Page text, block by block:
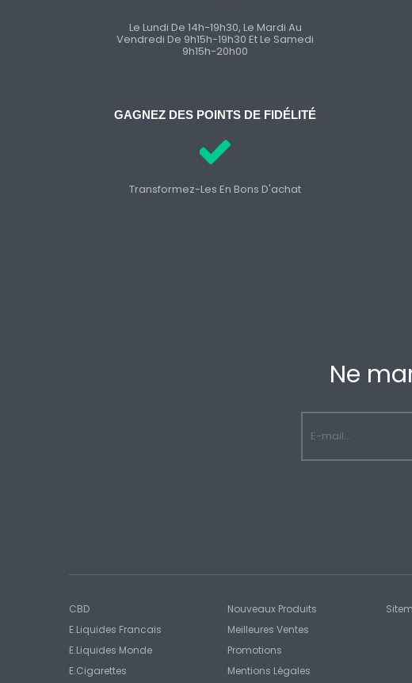
Le Lundi De 14h-19h30, Le Mardi Au
Vendredi De 9h15h-19h30 Et Le Samedi
9h15h-20h00
GAGNEZ DES POINTS DE FIDÉLITÉ
Transformez-Les En Bons D'achat
Ne
CBD
E.liquides Francais
E.Liquides Monde
E.Cigarettes
Nouveaux Produits
Meilleures Ventes
Promotions
Mentions Légales